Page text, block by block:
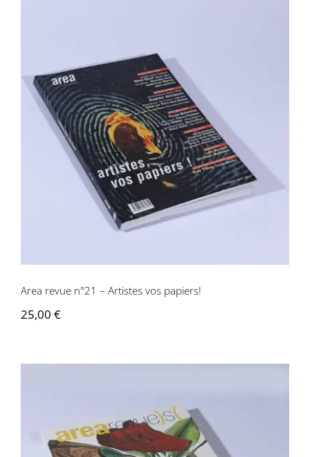
Area revue n°21 – Artistes vos papiers!
Area revue n°21 – Artistes vos papiers!
25,00 €